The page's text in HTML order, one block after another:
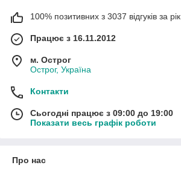
100% позитивних з 3037 відгуків за рік
Працює з 16.11.2012
м. Острог
Острог, Україна
Контакти
Сьогодні працює з 09:00 до 19:00
Показати весь графік роботи
Про нас